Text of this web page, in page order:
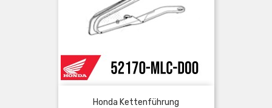
Honda Kettenführung